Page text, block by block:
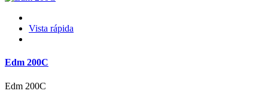
Vista rápida
Edm 200C
Edm 200C